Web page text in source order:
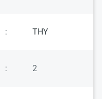
: THY
: 2